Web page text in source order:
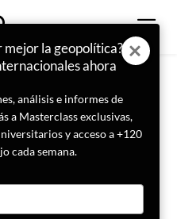
el país más
en
la geopolítica?
ahora
análisis e informes de
a Masterclass exclusivas,
y acceso a +120
cada semana.